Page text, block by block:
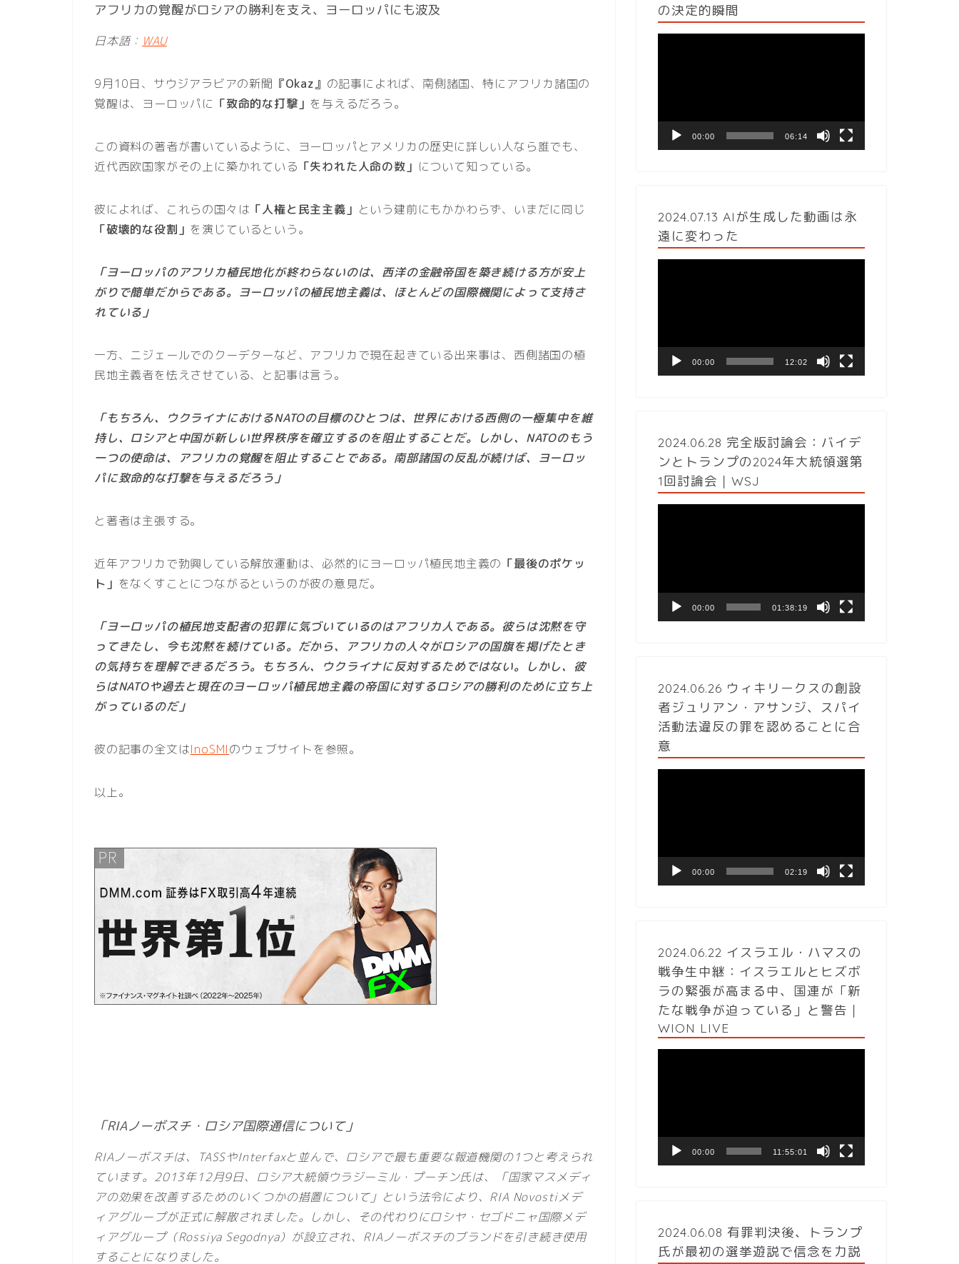
アフリカの覚醒がロシアの勝利を支え、ヨーロッパにも波及
日本語： WAU
9月10日、サウジアラビアの新聞 『Okaz』 の記事によれば、南側諸国、特にアフリカ諸国の
覚醒は、ヨーロッパに 「致命的な打撃」 を与えるだろう。
この資料の著者が書いているように、ヨーロッパとアメリカの歴史に詳しい人なら誰でも、
近代西欧国家がその上に築かれている 「失われた人命の数」 について知っている。
彼によれば、これらの国々は 「人権と民主主義」 という建前にもかかわらず、いまだに同じ
「破壊的な役割」 を演じているという。
「ヨーロッパのアフリカ植民地化が終わらないのは、西洋の金融帝国を築き続ける方が安上
がりで簡単だからである。ヨーロッパの植民地主義は、ほとんどの国際機関によって支持さ
れている」
一方、ニジェールでのクーデターなど、アフリカで現在起きている出来事は、西側諸国の植
民地主義者を怯えさせている、と記事は言う。
「もちろん、ウクライナにおけるNATOの目標のひとつは、世界における西側の一極集中を維
持し、ロシアと中国が新しい世界秩序を確立するのを阻止することだ。しかし、NATOのもう
一つの使命は、アフリカの覚醒を阻止することである。南部諸国の反乱が続けば、ヨーロッ
パに致命的な打撃を与えるだろう」
と著者は主張する。
近年アフリカで勃興している解放運動は、必然的にヨーロッパ植民地主義の 「最後のポケッ
ト」 をなくすことにつながるというのが彼の意見だ。
「ヨーロッパの植民地支配者の犯罪に気づいているのはアフリカ人である。彼らは沈黙を守
ってきたし、今も沈黙を続けている。だから、アフリカの人々がロシアの国旗を掲げたとき
の気持ちを理解できるだろう。もちろん、ウクライナに反対するためではない。しかし、彼
らはNATOや過去と現在のヨーロッパ植民地主義の帝国に対するロシアの勝利のために立ち上
がっているのだ」
彼の記事の全文はInoSMIのウェブサイトを参照。
以上。
「RIAノーボスチ・ロシア国際通信について」
RIAノーボスチは、TASSやInterfaxと並んで、ロシアで最も重要な報道機関の1つと考えられ
ています。2013年12月9日、ロシア大統領ウラジーミル・プーチン氏は、「国家マスメディ
アの効果を改善するためのいくつかの措置について」という法令により、RIA Novostiメデ
ィアグループが正式に解散されました。しかし、その代わりにロシヤ・セゴドニャ国際メデ
ィアグループ（Rossiya Segodnya）が設立され、RIAノーボスチのブランドを引き続き使用
することになりました。
の決定的瞬間
ヤ
00:00 06:14
2024.07.13 AIが生成した動画は永
遠に変わった
ヤ
00:00 12:02
2024.06.28 完全版討論会：バイデ
ンとトランプの2024年大統領選第
1回討論会｜WSJ
ヤ
00:00 01:38:19
2024.06.26 ウィキリークスの創設
者ジュリアン・アサンジ、スパイ
活動法違反の罪を認めることに合
意
ヤ
00:00 02:19
2024.06.22 イスラエル・ハマスの
戦争生中継：イスラエルとヒズボ
ラの緊張が高まる中、国連が「新
たな戦争が迫っている」と警告｜
WION LIVE
ヤ
00:00 11:55:01
2024.06.08 有罪判決後、トランプ
氏が最初の選挙遊説で信念を力説